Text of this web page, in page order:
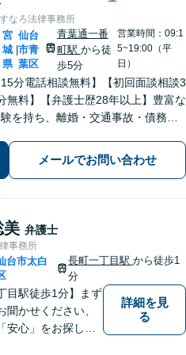
なろ法律事務所
宮
城
県
仙台
市青
葉区
青葉通一番
町駅 から徒
歩5分
営業時間：09:1
5~19:00（平
日）
15分電話相談無料】【初回面談相談3
無料】【弁護士歴28年以上】豊富な
を持ち、離婚・交通事故・債務整
。司法書士や税理士と連携。【青葉
一番町駅5分】
メールでお問い合わせ
美 弁護士
事務所
台市太白
長町一丁目駅から徒歩1
分
目駅徒歩1分】まず
聞かせください、
安心」をお探しし
詳細を見
る